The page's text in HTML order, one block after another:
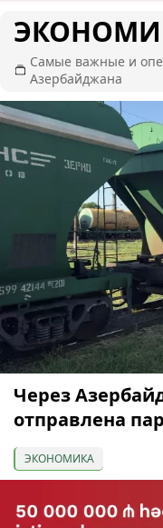
Самые важные и
Азербайджана
Через
отправлена
ЭКОНОМИКА